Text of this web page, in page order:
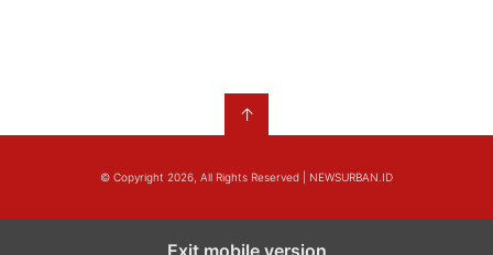
↑
© Copyright 2026, All Rights Reserved | NEWSURBAN.ID
Exit mobile version